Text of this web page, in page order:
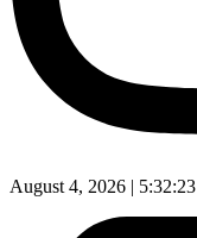
August 4, 2026 | 5:32:24